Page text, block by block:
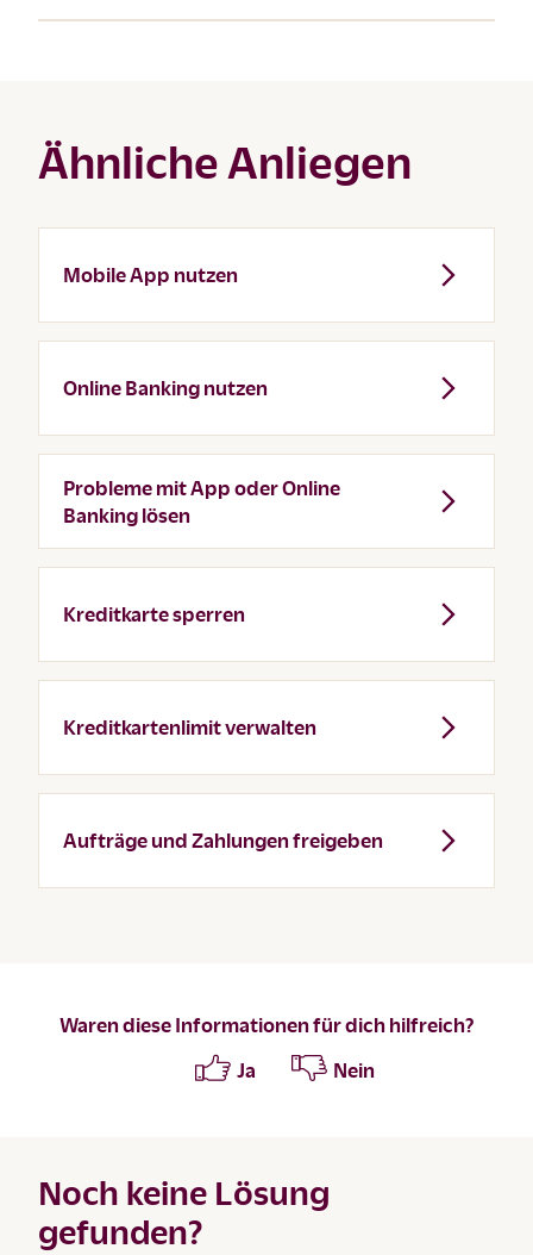
Ähnliche Anliegen
Mobile App nutzen
Online Banking nutzen
Probleme mit App oder Online
Banking lösen
Kreditkarte sperren
Kreditkartenlimit verwalten
Aufträge und Zahlungen freigeben
Waren diese Informationen für dich hilfreich?
Ja
Nein
Noch keine Lösung
gefunden?